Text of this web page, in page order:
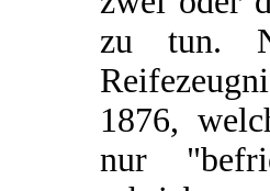
zu tun.
1876,
nur